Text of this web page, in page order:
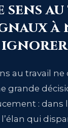
sens
à
ignorer
au travail
grande
: dans
qui